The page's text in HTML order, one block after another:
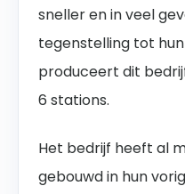
sneller en in veel
tegenstelling tot
produceert dit
6 stations.
Het bedrijf heeft al
gebouwd in hun